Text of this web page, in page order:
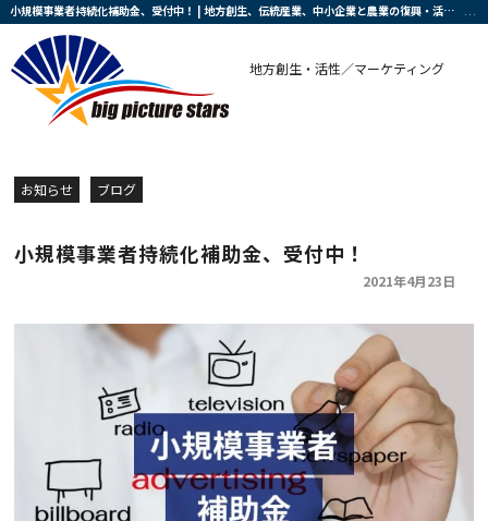
小規模事業者持続化補助金、受付中！ | 地方創生、伝統産業、中小企業と農業の復興・活性化を支援する会社です
地方創生・活性／マーケティング
お知らせ ブログ
小規模事業者持続化補助金、受付中！
2021年4月23日